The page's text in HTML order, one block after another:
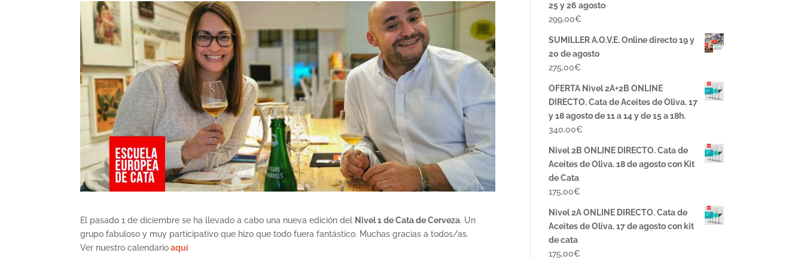
El pasado 1 de diciembre se ha llevado a cabo una nueva edición del Nivel 1 de Cata de Cerveza. Un
grupo fabuloso y muy participativo que hizo que todo fuera fantástico. Muchas gracias a todos/as.
Ver nuestro calendarioaquí
25 y 26 agosto
299,00€
SUMILLER A.O.V.E. Online directo 19 y
20 de agosto
275,00€
OFERTA Nivel 2A+2B ONLINE
DIRECTO. Cata de Aceites de Oliva. 17
y 18 agosto de 11 a 14 y de 15 a 18h.
340,00€
Nivel 2B ONLINE DIRECTO. Cata de
Aceites de Oliva. 18 de agosto con Kit
de Cata
175,00€
Nivel 2A ONLINE DIRECTO. Cata de
Aceites de Oliva. 17 de agosto con kit
de cata
175,00€